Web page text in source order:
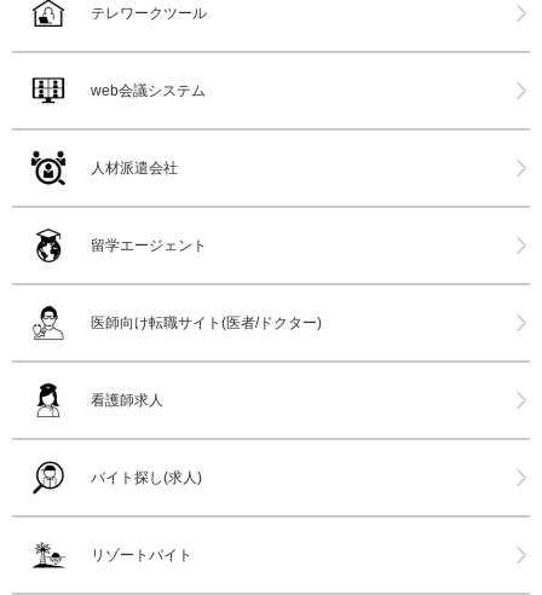
テレワークツール
web会議システム
人材派遣会社
留学エージェント
医師向け転職サイト(医者/ドクター)
看護師求人
バイト探し(求人)
リゾートバイト